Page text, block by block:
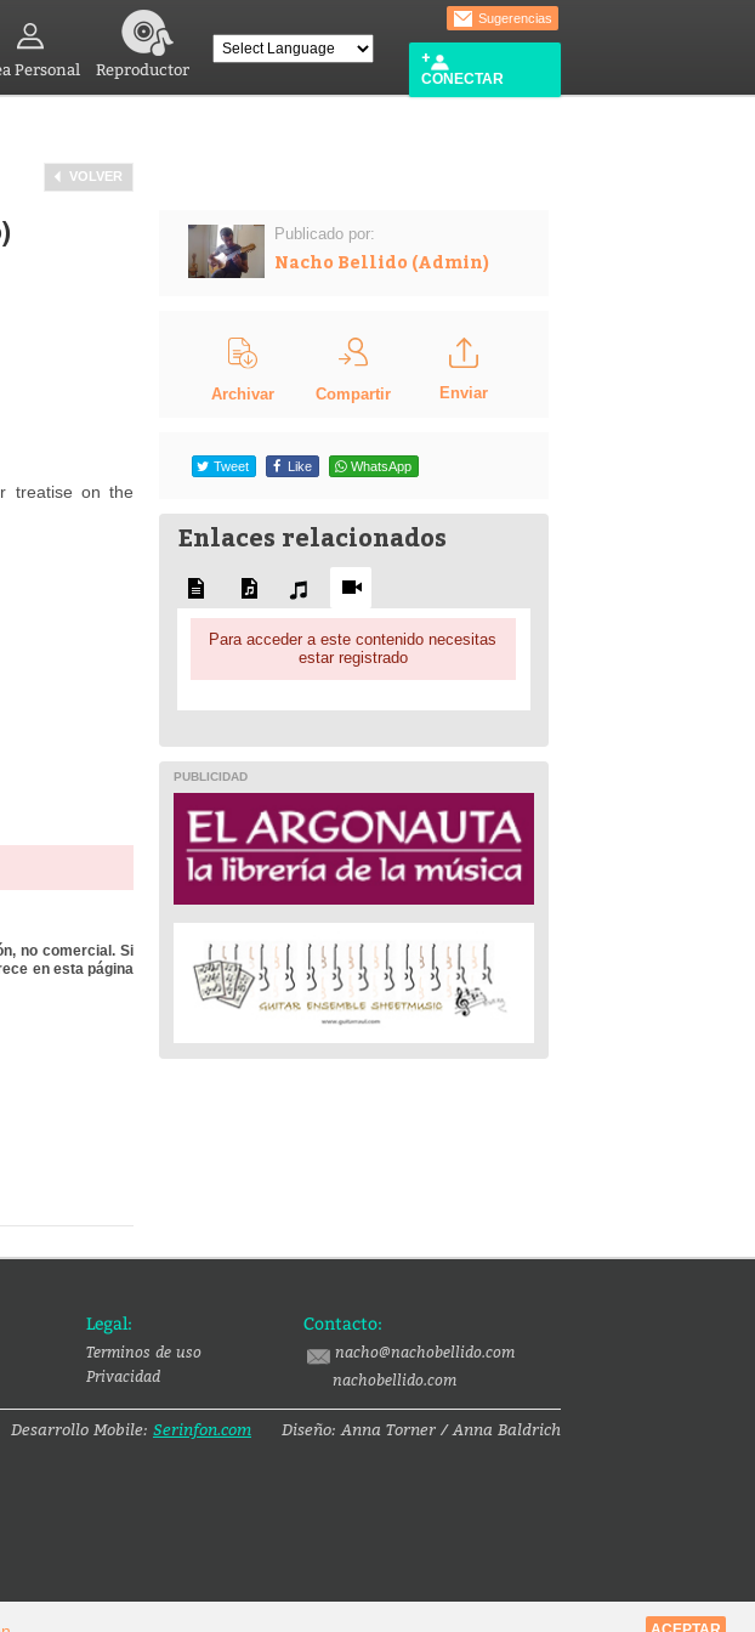
Personal Reproductor
Sugerencias
CONECTAR
VOLVER
treatise on the
no comercial. Si
en esta página
Publicado por:
Nacho Bellido (Admin)
Archivar Compartir Enviar
Tweet Like WhatsApp
Enlaces relacionados
Para acceder a este contenido necesitas
estar registrado
PUBLICIDAD
Legal:
Terminos de uso
Privacidad
Contacto:
nacho@nachobellido.com
nachobellido.com
Desarrollo Mobile: Serinfon.com Diseño: Anna Torner / Anna Baldrich